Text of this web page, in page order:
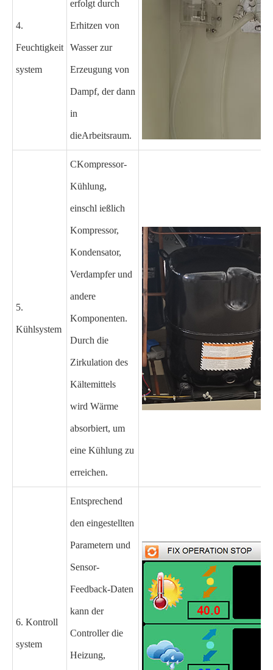
4.
Feuchtigkeit
system
erfolgt durch
Erhitzen von
Wasser zur
Erzeugung von
Dampf, der dann
in
dieArbeitsraum.
5.
Kühlsystem
CKompressor-
Kühlung,
einschl ießlich
Kompressor,
Kondensator,
Verdampfer und
andere
Komponenten.
Durch die
Zirkulation des
Kältemittels
wird Wärme
absorbiert, um
eine Kühlung zu
erreichen.
6. Kontroll
system
Entsprechend
den eingestellten
Parametern und
Sensor-
Feedback-Daten
kann der
Controller die
Heizung,